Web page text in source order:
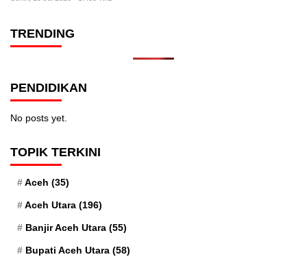
TRENDING
PENDIDIKAN
No posts yet.
TOPIK TERKINI
Aceh (35)
Aceh Utara (196)
Banjir Aceh Utara (55)
Bupati Aceh Utara (58)